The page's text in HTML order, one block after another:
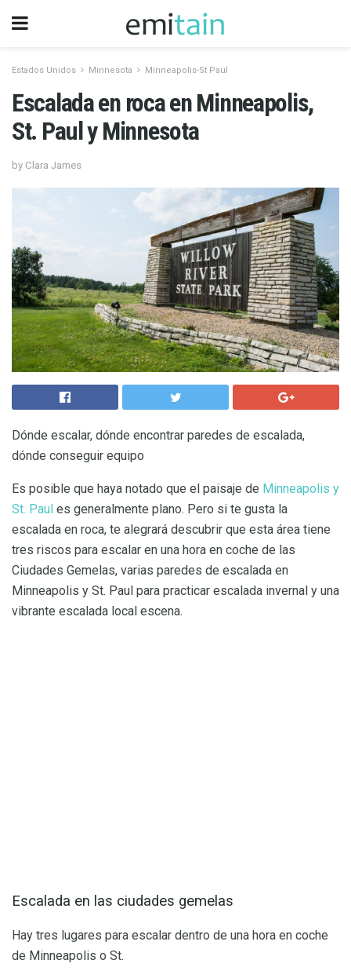
Estados Unidos Minnesota Minneapolis-St Paul
Escalada en roca en Minneapolis,
St. Paul y Minnesota
by Clara James
Dónde escalar, dónde encontrar paredes de escalada,
dónde conseguir equipo
Es posible que haya notado que el paisaje de Minneapolis y
St. Paul es generalmente plano. Pero si te gusta la
escalada en roca, te alegrará descubrir que esta área tiene
tres riscos para escalar en una hora en coche de las
Ciudades Gemelas, varias paredes de escalada en
Minneapolis y St. Paul para practicar escalada invernal y una
vibrante escalada local escena.
Escalada en las ciudades gemelas
Hay tres lugares para escalar dentro de una hora en coche
de Minneapolis o St.